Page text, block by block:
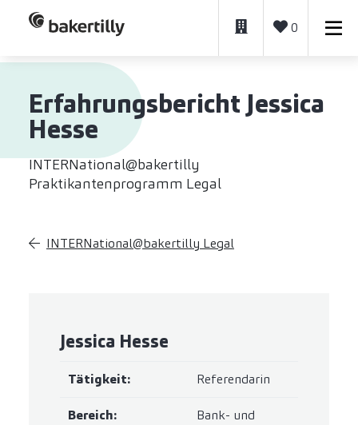
0
Erfahrungsbericht Jessica
Hesse
INTERNational@bakertilly
Praktikantenprogramm Legal
INTERNational@bakertilly Legal
Jessica Hesse
Tätigkeit: Referendarin
Bereich:
Bank- und